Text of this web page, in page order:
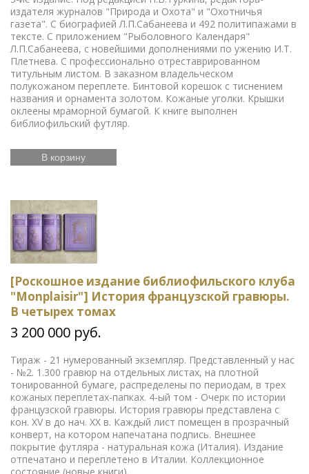
издателя журналов "Природа и Охота" и "Охотничья
газета". С биографией Л.П.Сабанеева и 492 политипажами в
тексте. С приложением "Рыболовного Календаря"
Л.П.Сабанеева, с новейшими дополнениями по ужению И.Т.
Плетнева. С профессионально отреставрированном
титульным листом. В заказном владельческом
полукожаном переплете. Бинтовой корешок с тиснением
названия и орнамента золотом. Кожаные уголки. Крышки
оклеены мраморной бумагой. К книге выполнен
библиофильский футляр.
В корзину
[Роскошное издание библиофильского клуба
"Monplaisir"] История французской гравюры.
В четырех томах
3 200 000 руб.
Тираж - 21 нумерованный экземпляр. Представленный у нас
- №2. 1.300 гравюр на отдельных листах, на плотной
тонированной бумаге, распределены по периодам, в трех
кожаных переплетах-папках. 4-ый том - Очерк по истории
французской гравюры. История гравюры представлена с
кон. XV в до нач. ХХ в. Каждый лист помещен в прозрачный
конверт, на котором напечатана подпись. Внешнее
покрытие футляра - натуральная кожа (Италия). Издание
отпечатано и переплетено в Италии. Коллекционное
состояние (новые книги).